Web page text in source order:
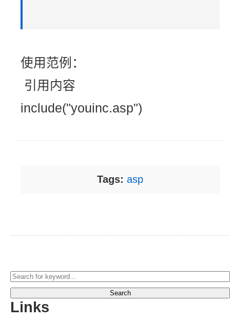
使用范例：
引用内容
include("youinc.asp")
Tags: asp
Search
Links